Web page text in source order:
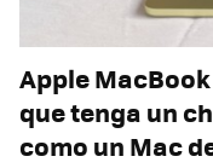
Apple
que tenga un
como un Mac